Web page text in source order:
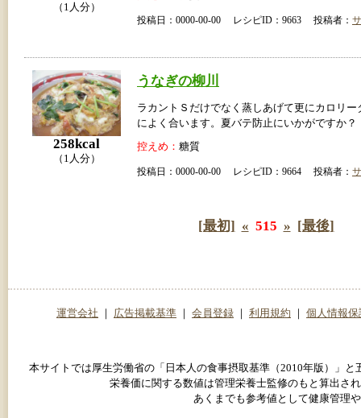
（1人分）
投稿日：0000-00-00 レシピID：9663 投稿者：
258kcal
（1人分）
うなぎの柳川
ラカントＳだけでなく蒸しあげて更にカロリー
によく合います。夏バテ防止にいかがですか？
控えめ： 糖質
投稿日：0000-00-00 レシピID：9664 投稿者：
[最初] « 515 » [最後]
運営会社 広告掲載基準 会員登録 利用規約 個人情報保
本サイトでは厚生労働省の「日本人の食事摂取基準（2010年版）」
栄養価に関する数値は管理栄養士監修のもと算出さ
あくまでも参考値として健康管理